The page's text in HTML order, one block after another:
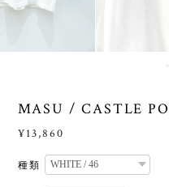
MASU / CASTLE
¥13,860
種類